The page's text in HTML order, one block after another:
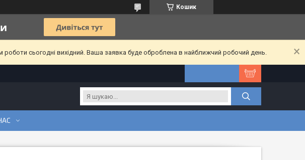
Кошик
сьогодні вихідний. Ваша заявка буде оброблена в найближчий робочий день.